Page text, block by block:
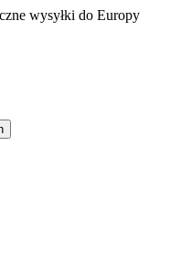
wysyłki do Europy